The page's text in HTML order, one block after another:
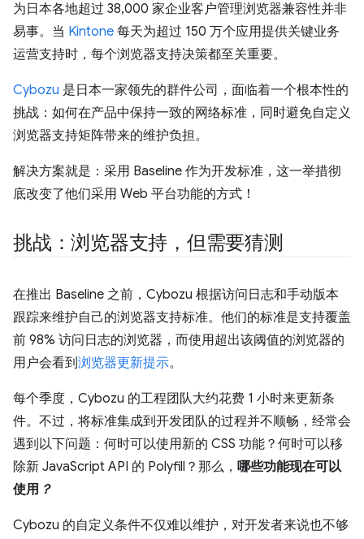
为日本各地超过 38,000 家企业客户管理浏览器兼容性并非
易事。当 Kintone 每天为超过 150 万个应用提供关键业务
运营支持时，每个浏览器支持决策都至关重要。
Cybozu 是日本一家领先的群件公司，面临着一个根本性的
挑战：如何在产品中保持一致的网络标准，同时避免自定义
浏览器支持矩阵带来的维护负担。
解决方案就是：采用 Baseline 作为开发标准，这一举措彻
底改变了他们采用 Web 平台功能的方式！
挑战：浏览器支持，但需要猜测
在推出 Baseline 之前，Cybozu 根据访问日志和手动版本
跟踪来维护自己的浏览器支持标准。他们的标准是支持覆盖
前 98% 访问日志的浏览器，而使用超出该阈值的浏览器的
用户会看到浏览器更新提示。
每个季度，Cybozu 的工程团队大约花费 1 小时来更新条
件。不过，将标准集成到开发团队的过程并不顺畅，经常会
遇到以下问题：何时可以使用新的 CSS 功能？何时可以移
除新 JavaScript API 的 Polyfill？那么， 哪些功能现在可以
使用 ？
Cybozu 的自定义条件不仅难以维护，对开发者来说也不够